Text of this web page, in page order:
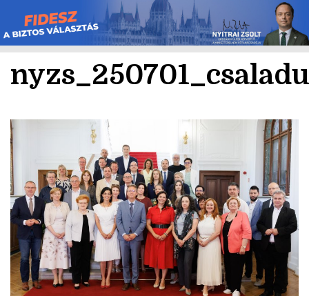
Skip
to
content